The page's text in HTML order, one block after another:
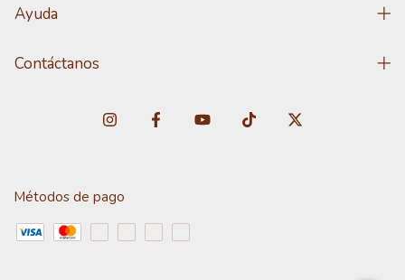
Ayuda
Contáctanos
Métodos de pago